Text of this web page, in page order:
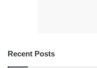
Recent Posts